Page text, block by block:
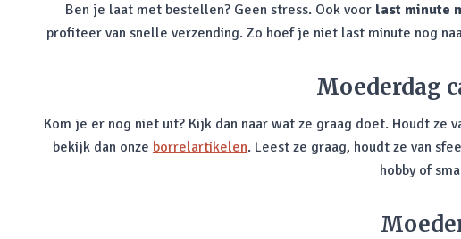
Ben je laat met bestellen? Geen stress. Ook voor last minute
profiteer van snelle verzending. Zo hoef je niet last minute nog
Moederdag
Kom je er nog niet uit? Kijk dan naar wat ze graag doet. Houdt ze
bekijk dan onze borrelartikelen. Leest ze graag, houdt ze van
hobby of